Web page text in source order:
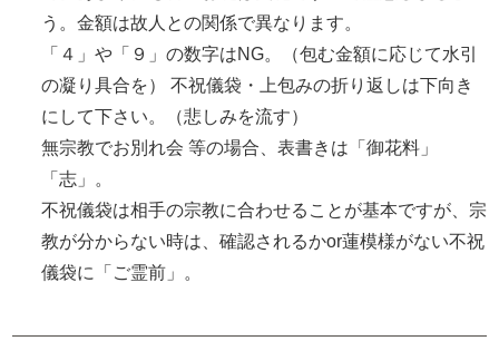
う。金額は故人との関係で異なります。
「４」や「９」の数字はNG。（包む金額に応じて水引
の凝り具合を） 不祝儀袋・上包みの折り返しは下向き
にして下さい。（悲しみを流す）
無宗教でお別れ会 等の場合、表書きは「御花料」
「志」。
不祝儀袋は相手の宗教に合わせることが基本ですが、宗
教が分からない時は、確認されるかor蓮模様がない不祝
儀袋に「ご霊前」。